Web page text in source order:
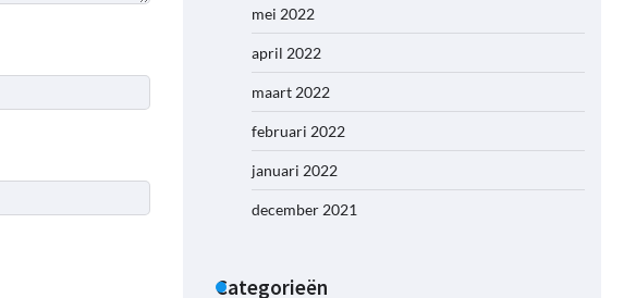
mei 2022
april 2022
maart 2022
februari 2022
januari 2022
december 2021
Categorieën